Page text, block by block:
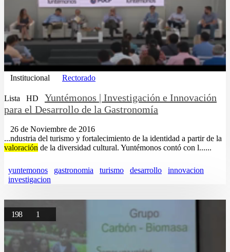
Institucional Rectorado
Lista HD
Yuntémonos | Investigación e Innovación
para el Desarrollo de la Gastronomía
26 de Noviembre de 2016
...ndustria del turismo y fortalecimiento de la identidad a partir de la
valoración de la diversidad cultural. Yuntémonos contó con l......
yuntemonos gastronomia turismo desarrollo
innovacion
investigacion
198 1